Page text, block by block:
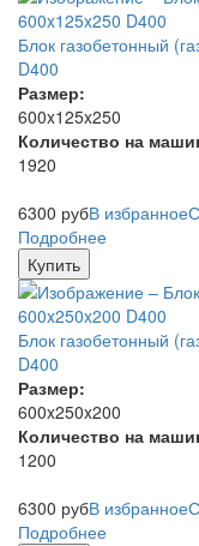
Блок газобетонный
D400
Размер:
600x125x250
Количество на
1920
6300 рубВ избранное
Подробнее
Купить
Блок газобетонный
D400
Размер:
600x250x200
Количество на
1200
6300 рубВ избранное
Подробнее